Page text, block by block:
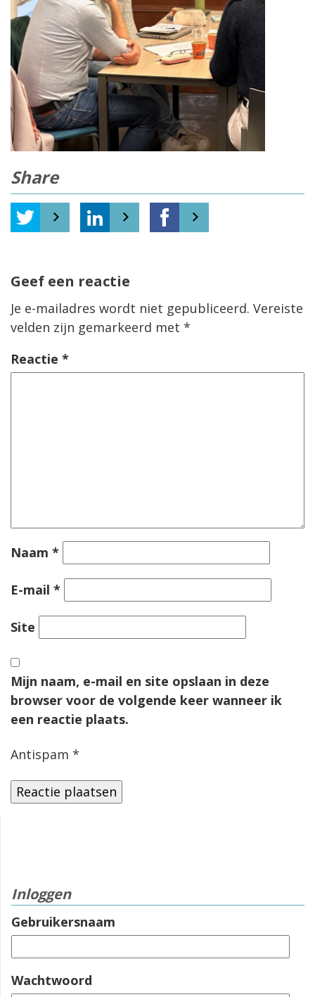
Share
Geef een reactie
Je e-mailadres wordt niet gepubliceerd. Vereiste
velden zijn gemarkeerd met *
Reactie *
Naam *
E-mail *
Site
Mijn naam, e-mail en site opslaan in deze
browser voor de volgende keer wanneer ik
een reactie plaats.
Antispam *
Inloggen
Gebruikersnaam
Wachtwoord